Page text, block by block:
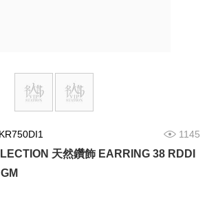
1145
天然鑽飾 EARRING 38 RDDI